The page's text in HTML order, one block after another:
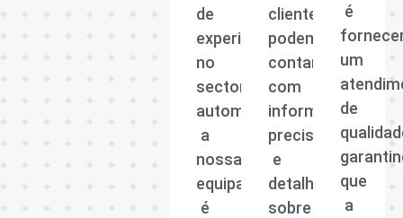
de
experiência
no
sector
automóvel,
a
nossa
equipa
é
clientes
podem
contar
com
informações
precisas
e
detalhadas
sobre
é
um
de
que
a